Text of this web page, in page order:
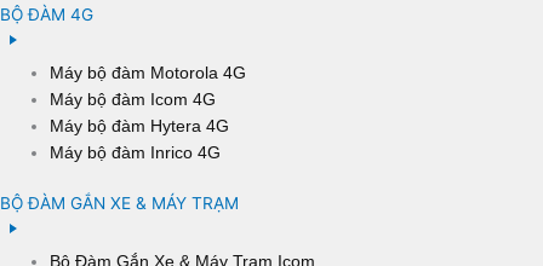
BỘ ĐÀM 4G
Máy bộ đàm Motorola 4G
Máy bộ đàm Icom 4G
Máy bộ đàm Hytera 4G
Máy bộ đàm Inrico 4G
BỘ ĐÀM GẮN XE & MÁY TRẠM
Bộ Đàm Gắn Xe & Máy Trạm Icom